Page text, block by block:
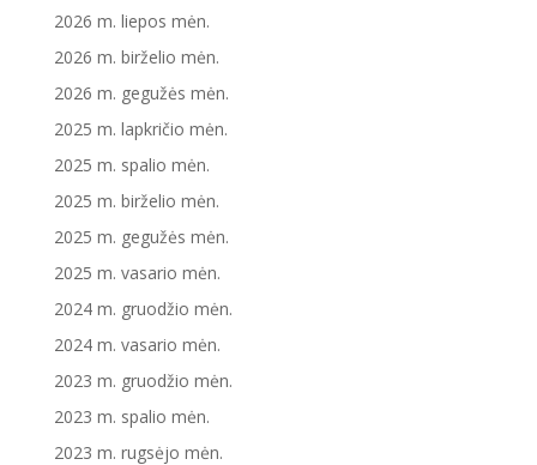
2026 m. liepos mėn.
2026 m. birželio mėn.
2026 m. gegužės mėn.
2025 m. lapkričio mėn.
2025 m. spalio mėn.
2025 m. birželio mėn.
2025 m. gegužės mėn.
2025 m. vasario mėn.
2024 m. gruodžio mėn.
2024 m. vasario mėn.
2023 m. gruodžio mėn.
2023 m. spalio mėn.
2023 m. rugsėjo mėn.